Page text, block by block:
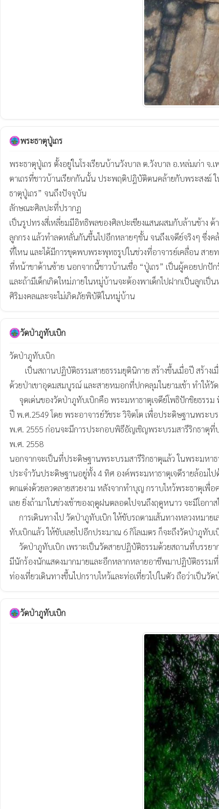
พระธาตุปู่เถร
พระธาตุปู่เถร ตั้งอยู่ในโรงเรียนบ้านวังบาล ต.วังบาล อ.หล่มเก่า
ตาเถรที่ชาวบ้านเรียกกันนั้น ประพฤติปฎิบัติตนคล้ายกับพระสงฆ์ ใ
ธาตุปู่เถร” จนถึงปัจจุบัน
ลักษณะศิลปะที่ปรากฏ
เป็นรูปทรงสี่เหลี่ยมมีอิทธิพลของศิลปะเชียงแสนผสมกับล้านช้าง
ลูกกรง แล้วทำลดหลั่นกันขึ้นไปอีกหลายๆชั้น จนถึงเจดีย์จริงๆ ซึ่ง
ที่ไหน และได้มีการขุดพบพระพุทธรูปในช่วงที่อาจารย์เคลื่อน สา
ที่หน้าขาด้านซ้าย นอกจากนี้ชาวบ้านเชื่อ “ปู่เถร” เป็นผู้คอยปกปัก
และถ้ามีเด็กเกิดใหม่ภายในหมู่บ้านจะต้องพาเด็กไปฝากเป็นลูกเ
วัดป่าภูทับเบิก
วัดป่าภูทับเบิก
ด้วยป่าเขาอุดมสมบูรณ์ และสายหมอกที่ปกคลุมในยามเช้า ทำให้
ปี พ.ศ.2549 โดย พระอาจารย์วัชระ วิจิตโต เพื่อประดิษฐานพระ
พ.ศ. 2555 ก่อนจะมีการประกอบพิธีอัญเชิญพระบรมสารีริกธาตุที่
พ.ศ. 2558
นอกจากจะเป็นที่ประดิษฐานพระบรมสารีริกธาตุแล้ว ในพระมหา
ประจำวันประดิษฐานอยู่ทั้ง 4 ทิศ องค์พระมหาธาตุเจดีรายล้อม
ตกแต่งด้วยลวดลายสวยงาม หลังจากทำบุญ กราบไหว้พระธาตุเพื่อ
เลย ยิ่งถ้ามาในช่วงเช้าของฤดูฝนตลอดไปจนถึงฤดูหนาว จะมีโอ
ทับเบิกแล้ว ให้ขับเลยไปอีกประมาณ 6 กิโลเมตร ก็จะถึงวั
มีนักร้องนักแสดงมากมายและอีกหลากหลายอาชีพมาปฏิบัติธรรม
ท่องเที่ยวเดินทางขึ้นไปกราบไหว้และท่อเที่ยวไปในตัว ถือว่าเป็น
วัดป่าภูทับเบิก